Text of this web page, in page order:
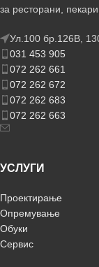
за ресторани,
Ул.100 бр.126В,
031 453 905
072 262 661
072 262 672
072 262 683
072 262 663
УСЛУГИ
Проектирање
Опремување
Обуки
Сервис